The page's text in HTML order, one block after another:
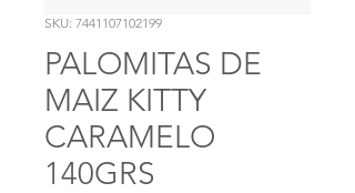
SKU: 7441107102199
PALOMITAS DE
MAIZ KITTY
CARAMELO
140GRS